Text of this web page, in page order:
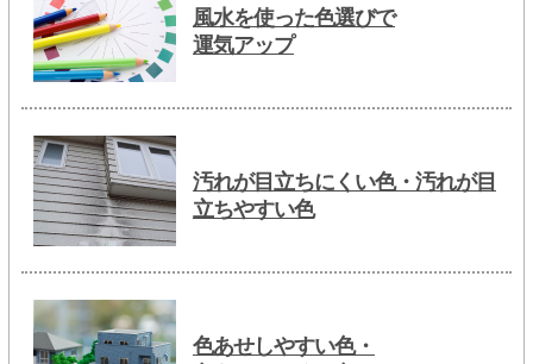
風水を使った色選びで
運気アップ
汚れが目立ちにくい色・汚れが目
立ちやすい色
色あせしやすい色・